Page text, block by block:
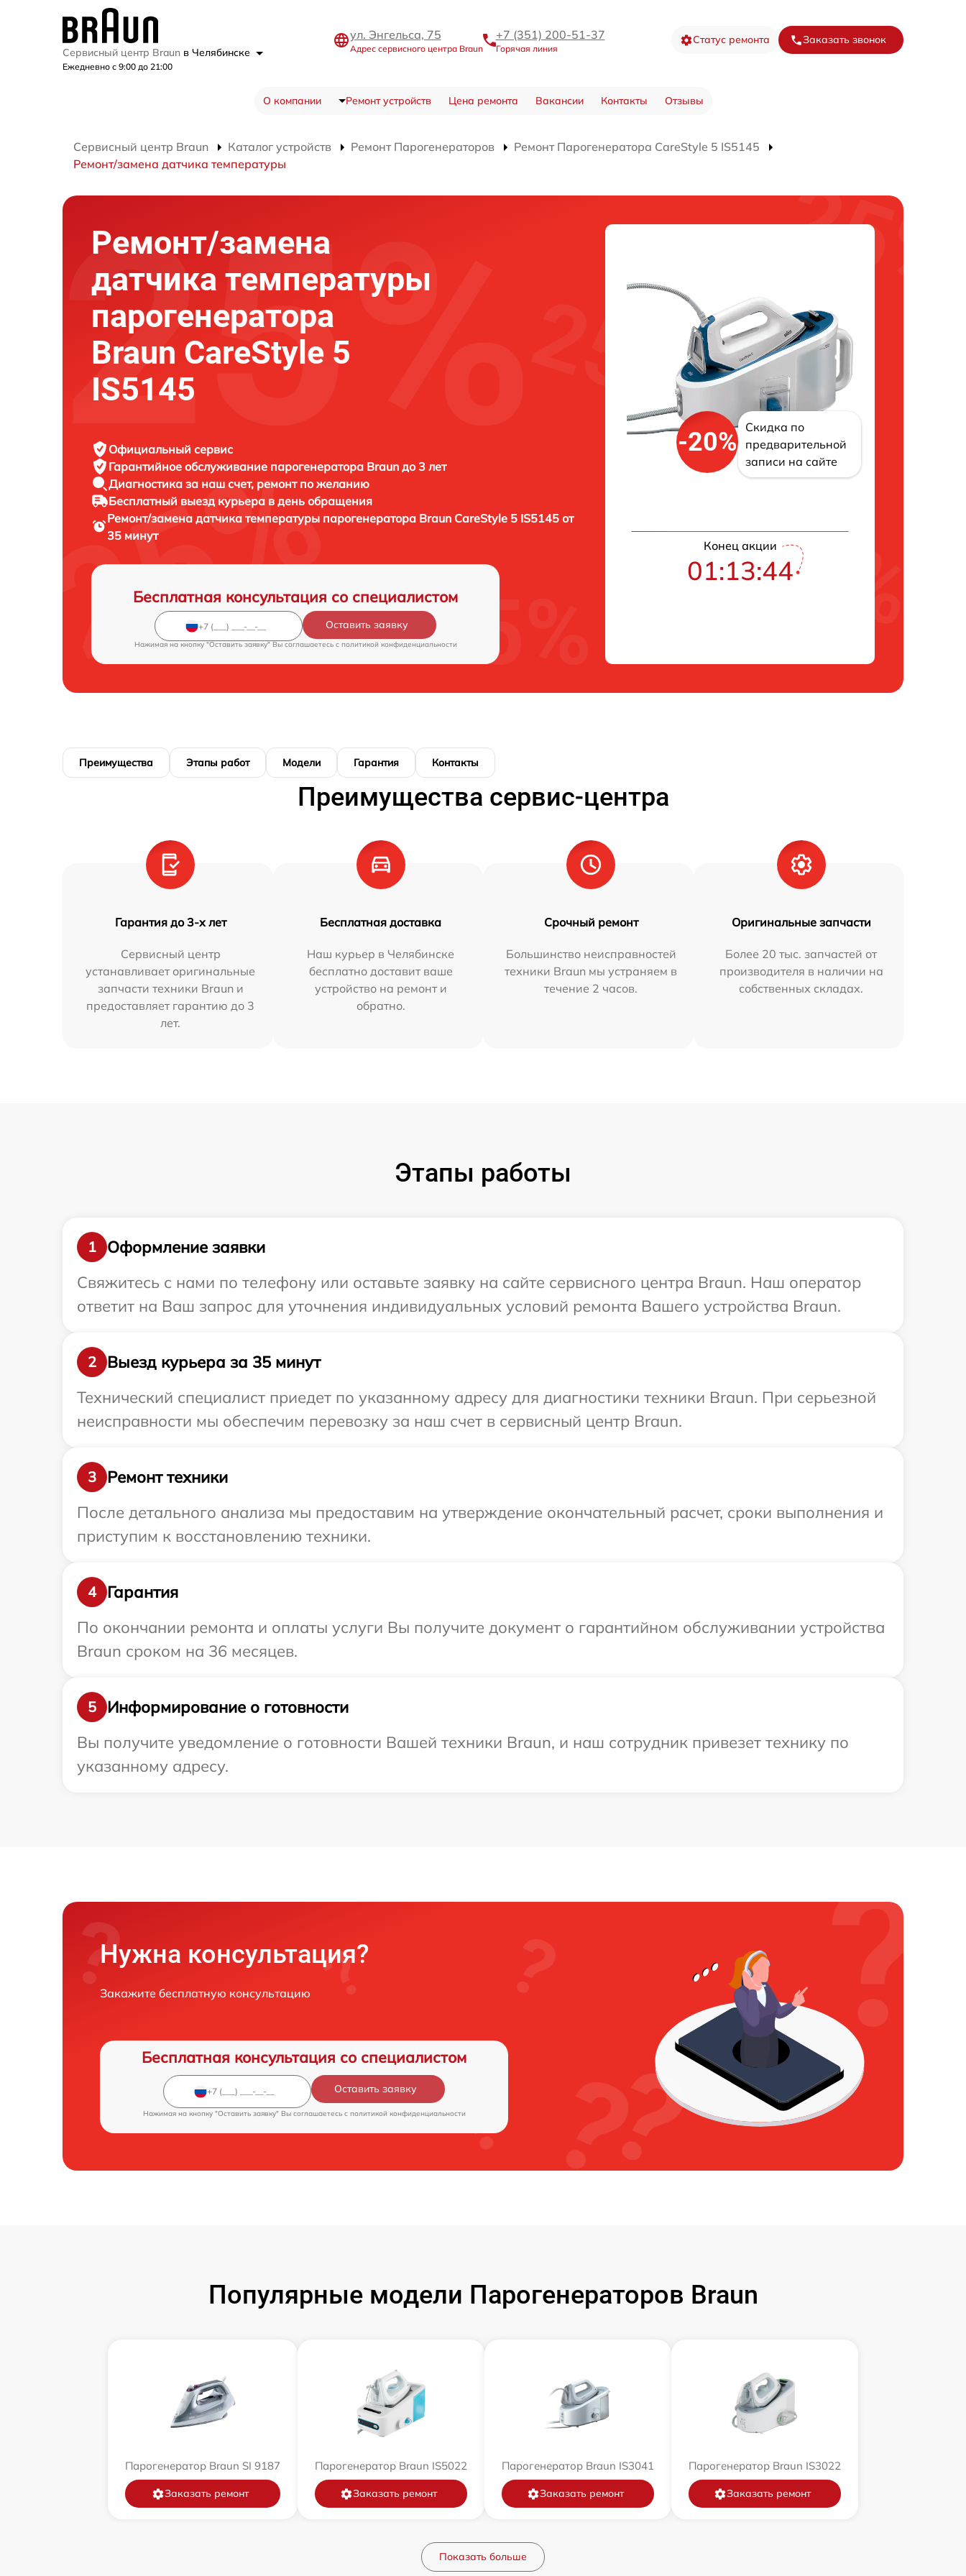
Сервисный центр Braun в Челябинске
Ежедневно с 9:00 до 21:00
ул. Энгельса, 75
Адрес сервисного центра Braun
+7 (351) 200-51-37
Горячая линия
Статус ремонта Заказать звонок
О компании Ремонт устройств Цена ремонта Вакансии Контакты Отзывы
Сервисный центр Braun Каталог устройств Ремонт Парогенераторов
Ремонт Парогенератора CareStyle 5 IS5145
Ремонт/замена датчика температуры
Ремонт/замена
датчика температуры
парогенератора
Braun CareStyle 5
IS5145
Официальный сервис
Гарантийное обслуживание парогенератора Braun до 3 лет
Диагностика за наш счет, ремонт по желанию
Бесплатный выезд курьера в день обращения
Ремонт/замена датчика температуры парогенератора Braun CareStyle 5 IS5145 от
35 минут
Бесплатная консультация со специалистом
Оставить заявку
Нажимая на кнопку "Оставить заявку" Вы соглашаетесь c политикой конфиденциальности
-20%
Скидка по
предварительной
записи на сайте
Конец акции
01:13:43
Преимущества Этапы работ Модели Гарантия Контакты
Преимущества сервис-центра
Гарантия до 3-х лет
Сервисный центр
устанавливает оригинальные
запчасти техники Braun и
предоставляет гарантию до 3
лет.
Бесплатная доставка
Наш курьер в Челябинске
бесплатно доставит ваше
устройство на ремонт и
обратно.
Срочный ремонт
Большинство неисправностей
техники Braun мы устраняем в
течение 2 часов.
Оригинальные запчасти
Более 20 тыс. запчастей от
производителя в наличии на
собственных складах.
Этапы работы
1
Оформление заявки
Свяжитесь с нами по телефону или оставьте заявку на сайте сервисного центра Braun. Наш оператор
ответит на Ваш запрос для уточнения индивидуальных условий ремонта Вашего устройства Braun.
2
Выезд курьера за 35 минут
Технический специалист приедет по указанному адресу для диагностики техники Braun. При серьезной
неисправности мы обеспечим перевозку за наш счет в сервисный центр Braun.
3
Ремонт техники
После детального анализа мы предоставим на утверждение окончательный расчет, сроки выполнения и
приступим к восстановлению техники.
4
Гарантия
По окончании ремонта и оплаты услуги Вы получите документ о гарантийном обслуживании устройства
Braun сроком на 36 месяцев.
5
Информирование о готовности
Вы получите уведомление о готовности Вашей техники Braun, и наш сотрудник привезет технику по
указанному адресу.
Нужна консультация?
Закажите бесплатную консультацию
Бесплатная консультация со специалистом
Оставить заявку
Нажимая на кнопку "Оставить заявку" Вы соглашаетесь c политикой конфиденциальности
Популярные модели Парогенераторов Braun
Парогенератор Braun SI 9187
Заказать ремонт
Парогенератор Braun IS5022
Заказать ремонт
Парогенератор Braun IS3041
Заказать ремонт
Парогенератор Braun IS3022
Заказать ремонт
Показать больше